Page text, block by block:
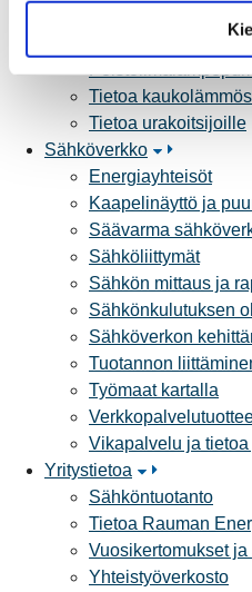
Tietoa
Tietoa urakoitsijoille
Sähköverkko
Energiayhteisöt
Kaapelinäyttö ja
Säävarma
Sähköliittymät
Sähkön mittaus ja
Sähkönkulutuksen
Sähköverkon
Tuotannon
Työmaat kartalla
Vikapalvelu ja
Yritystietoa
Sähköntuotanto
Tietoa Rauman
Vuosikertomukset
Yhteistyöverkosto